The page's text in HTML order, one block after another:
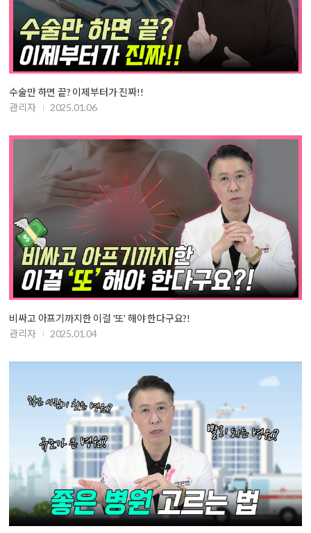
수술만 하면 끝? 이제부터가 진짜!!
관리자
2025.01.06
비싸고 아프기까지한 이걸 '또' 해야 한다구요?!
관리자
2025.01.04